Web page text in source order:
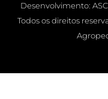
Desenvolvimento:
Todos os direitos